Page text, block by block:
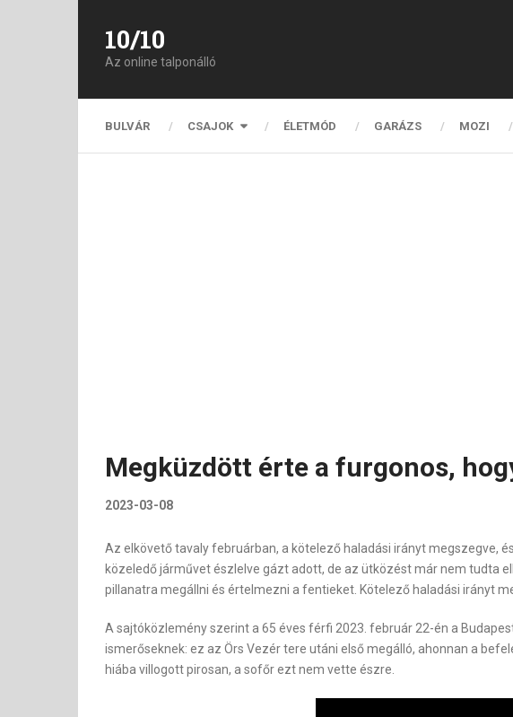
10/10
Az online talponálló
BULVÁR CSAJOK ÉLETMÓD GARÁZS MOZI
Megküzdött érte a furgonos,
2023-03-08
Az elkövető tavaly februárban, a kötelező haladási irányt megszegve,
közeledő járművet észlelve gázt adott, de az ütközést már nem tudta
pillanatra megállni és értelmezni a fentieket. Kötelező haladási irányt
A sajtóközlemény szerint a 65 éves férfi 2023. február 22-én a
ismerőseknek: ez az Örs Vezér tere utáni első megálló, ahonnan a
hiába villogott pirosan, a sofőr ezt nem vette észre.